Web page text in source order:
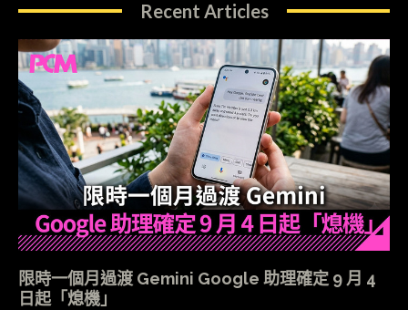
Recent Articles
限時一個月過渡 Gemini Google 助理確定 9 月 4
日起「熄機」